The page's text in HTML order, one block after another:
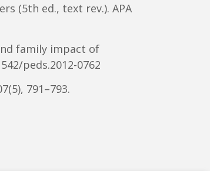
(5th ed., text rev.). APA
family impact of
peds.2012-0762
791–793.